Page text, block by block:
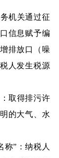
机关通过征
信息赋予编
排放口（噪
人发生税源
取得排污许
的大气、水
称”：纳税人